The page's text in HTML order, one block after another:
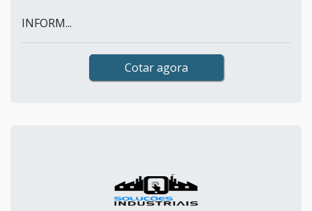
INFORM...
Cotar agora